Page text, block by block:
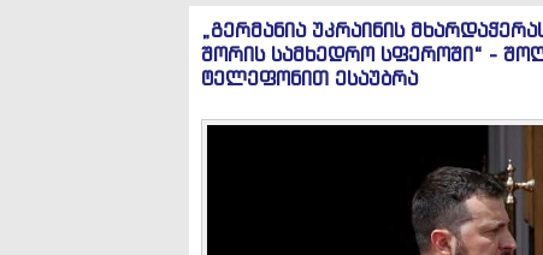
„გერმანია უკრაინის
შორის სამხედრო სფეროში“ -
ტელეფონით ესაუბრა